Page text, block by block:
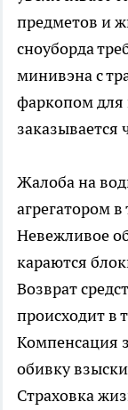
предметов и
сноуборда
минивэна с
фаркопом для
заказывается
Жалоба на
агрегатором
Невежливое
караются
Возврат
происходит в
Компенсация
обивку
Страховка